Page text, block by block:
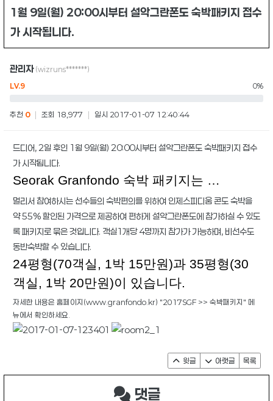
1월 9일(월) 20:00시부터 설악그란폰도 숙박패키지 접수
가 시작됩니다.
관리자 (wizruns*******)
LV.9 0%
추천 0 조회 18,977 일시 2017-01-07 12:40:44
드디어, 2일 후인 1월 9일(월) 20:00시부터 설악그란폰도 숙박패키지 접수
가 시작됩니다.
Seorak Granfondo 숙박 패키지는 …
멀리서 참여하시는 선수들의 숙박편의를 위하여 인제스피디움 콘도 숙박을
약 55% 할인된 가격으로 제공하여 편하게 설악그란폰도에 참가하실 수 있도
록 패키지로 묶은 것입니다. 객실1개당 4명까지 참가가 가능하며, 비선수도
동반숙박할 수 있습니다.
24평형(70객실, 1박 15만원)과 35평형(30
객실, 1박 20만원)이 있습니다.
자세한 내용은 홈페이지(www.granfondo.kr) "2017SGF >> 숙박패키지" 메
뉴에서 확인하세요.
윗글 아랫글 목록
댓글